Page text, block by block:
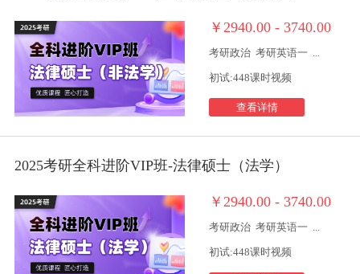
￥2940.00 - 3740.00
考研政治 考研英语一 ...
初试:448课时视频
查看详情
2025考研全科进阶VIP班-法律硕士（法学）
￥2940.00 - 3740.00
考研政治 考研英语一 ...
初试:448课时视频